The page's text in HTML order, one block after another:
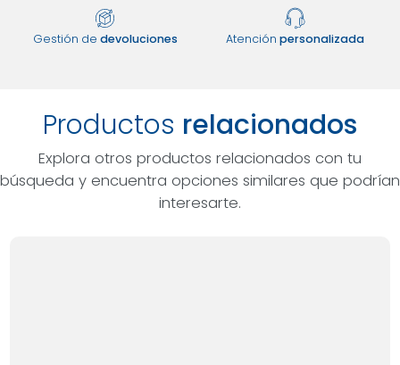
Gestión de devoluciones Atención personalizada
Productos relacionados
Explora otros productos relacionados con tu
búsqueda y encuentra opciones similares que podrían
interesarte.